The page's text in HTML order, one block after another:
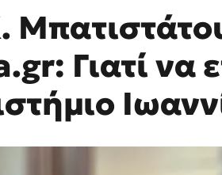
Γιατί να